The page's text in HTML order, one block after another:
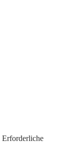
Erforderliche